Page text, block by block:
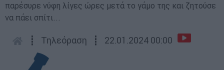
παρέσυρε νύφη λίγες ώρες μετά το γάμο της και ζητούσε
να πάει σπίτι...
┋ Τηλεόραση ┋ 22.01.2024 00:00